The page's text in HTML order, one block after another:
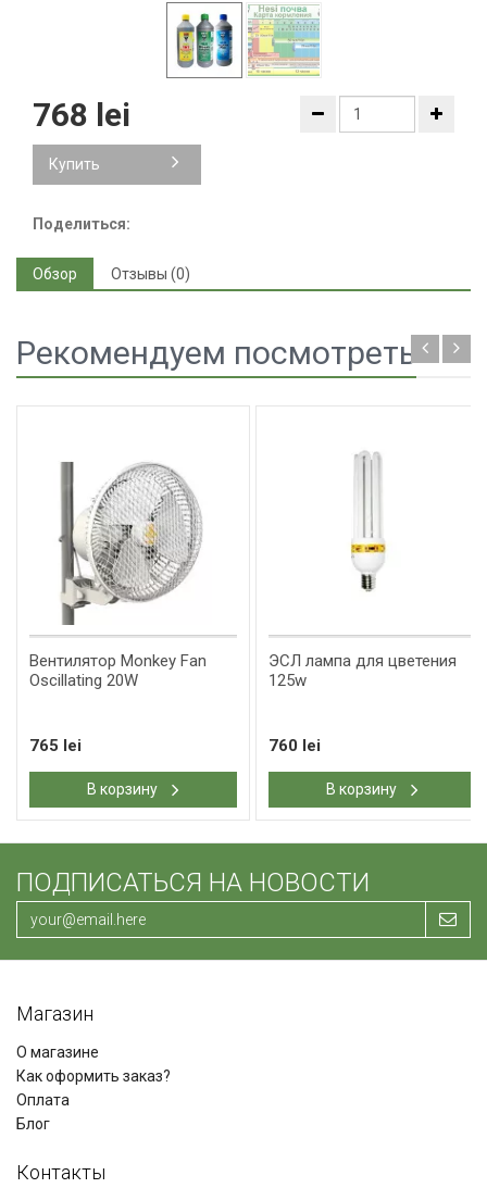
768 lei
Купить
Поделиться:
Обзор Отзывы (0)
Рекомендуем посмотреть
Вентилятор Monkey Fan
Oscillating 20W
765 lei
В корзину
ЭСЛ лампа для цветения
125w
760 lei
В корзину
ПОДПИСАТЬСЯ НА НОВОСТИ
Магазин
О магазине
Как оформить заказ?
Оплата
Блог
Контакты